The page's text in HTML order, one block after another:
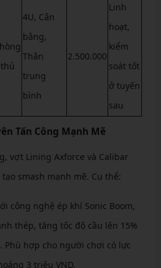
thủ
4U, Cân
bằng,
Thân
trung
bình
2.500.000
Linh
hoạt,
kiểm
soát tốt
ở tuyến
sau
Tấn Công Mạnh Mẽ
vợt Lining Axforce và Calibar
smash mạnh mẽ. Cụ thể:
công nghệ ép khí Sonic Boom,
thép, tăng tốc độ cầu lên 15%
Phù hợp cho người chơi có lực
3 triệu VND.